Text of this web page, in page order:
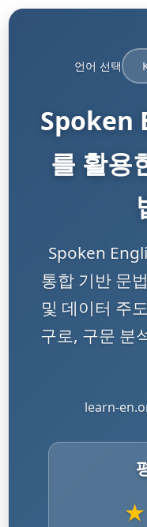
언어 선택
Spoken
를 활용
Spoken
통합 기반 문
및 데이터 주
구로, 구문 분
learn-
★